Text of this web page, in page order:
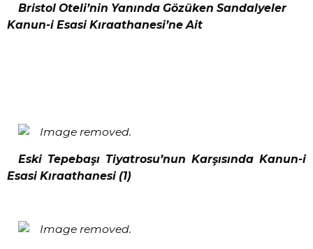
Bristol Oteli’nin Yanında Gözüken Sandalyeler
Kanun-i Esasi Kıraathanesi’ne Ait
Eski Tepebaşı Tiyatrosu’nun Karşısında Kanun-i
Esasi Kıraathanesi (1)